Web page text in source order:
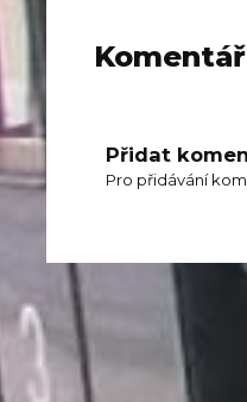
Přidat
Pro přidávání